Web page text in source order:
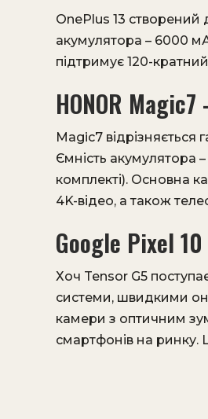
OnePlus 13 створений
акумулятора – 6000
підтримує 120-
HONOR
Magic7
Ємність акумулятора
комплекті). Основна
4K-відео, а також
Google Pixel
Хоч Tensor G5
системи, швидкими
камери з оптичним
смартфонів на ринку.